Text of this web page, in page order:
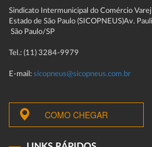
Sindicato Intermunicipal do Comércio
Estado de São Paulo (SICOPNEUS)Av.
São Paulo/SP
Tel.: (11) 3284-9979
E-mail: sicopneus@sicopneus.com.br
COMO CHEGAR